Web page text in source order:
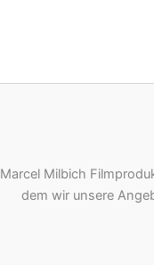
Marcel Milbich
dem wir unsere